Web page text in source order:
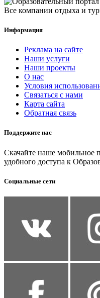
Все компании отдыха и
Информация
Реклама на сайте
Наши услуги
Наши проекты
О нас
Условия
Связаться с нами
Карта сайта
Обратная связь
Поддержите нас
Скачайте наше мобильное
удобного доступа к
Социальные сети